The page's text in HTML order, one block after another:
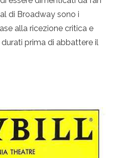
di Broadway sono i
alla ricezione critica e
prima di abbattere il